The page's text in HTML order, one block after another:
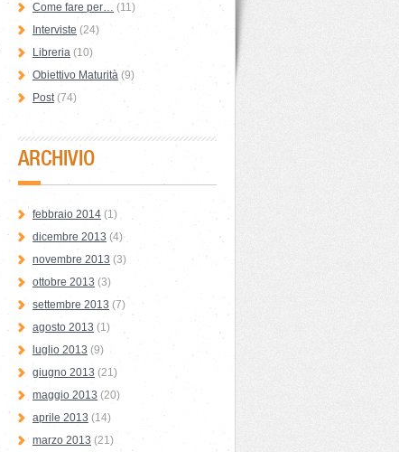
Come fare per… (11)
Interviste (24)
Libreria (10)
Obiettivo Maturità (9)
Post(74)
ARCHIVIO
febbraio 2014 (1)
dicembre 2013 (4)
novembre 2013 (3)
ottobre 2013 (3)
settembre 2013 (7)
agosto 2013 (1)
luglio 2013 (9)
giugno 2013 (21)
maggio 2013 (20)
aprile 2013 (14)
marzo 2013 (21)